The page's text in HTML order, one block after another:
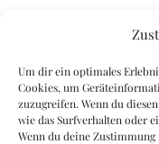
Um dir ein optimales
Cookies, um
zuzugreifen. Wenn du
wie das Surfverhalten oder
Wenn du deine
Webseite